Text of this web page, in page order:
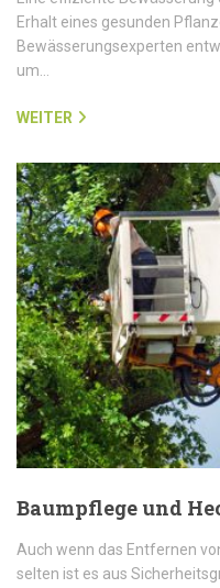
Erhalt eines gesunden
Bewässerungsexperten
um…
WEITER
Baumpflege und
Auch wenn das Entfernen
selten ist es aus